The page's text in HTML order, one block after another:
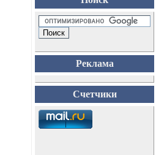
Реклама
Счетчики